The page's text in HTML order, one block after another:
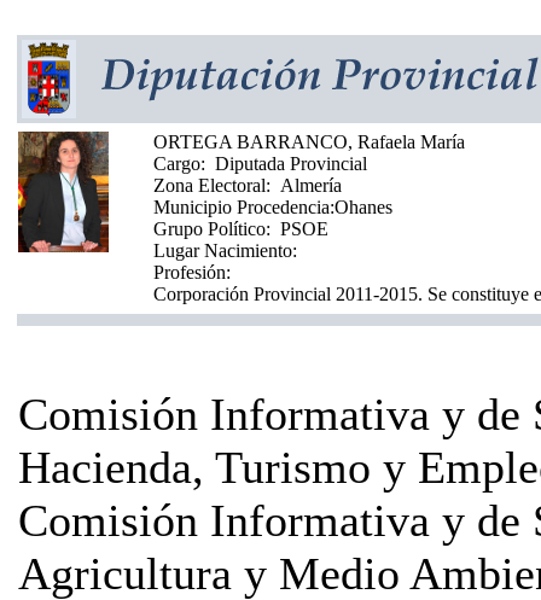
ORTEGA BARRANCO, Rafaela María
Cargo: Diputada Provincial
Zona Electoral: Almería
Municipio Procedencia:Ohanes
Grupo Político: PSOE
Lugar Nacimiento:
Profesión:
Corporación Provincial 2011-2015. Se constituye
Comisión Informativa y de
Hacienda, Turismo y
Comisión Informativa y de
Agricultura y Medio